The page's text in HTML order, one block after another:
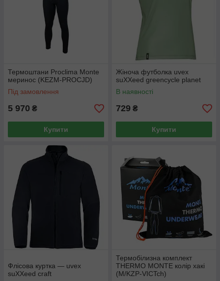
Термоштани Proclima Monte
меринос (KEZM-PROCJD)
Під замовлення
5 970 ₴
Купити
Жіноча футболка uvex
suXXeed greencycle planet
В наявності
729 ₴
Купити
Флісова куртка — uvex
suXXeed craft
Термобілизна комплект
THERMO MONTE колір хакі
(M/KZP-VICTch)